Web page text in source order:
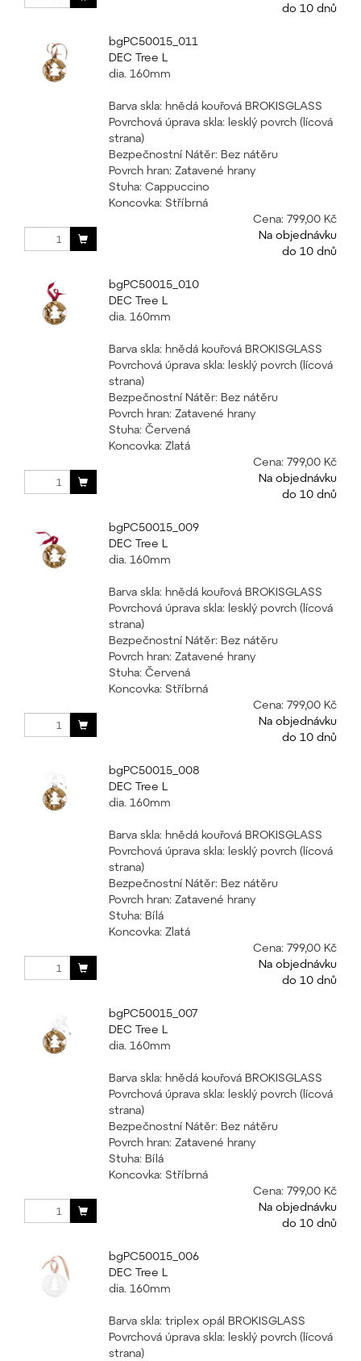
do 10 dnů
bgPC50015_011
DEC Tree L
dia. 160mm
Barva skla: hnědá kouřová BROKISGLASS
Povrchová úprava skla: lesklý povrch (lícová
strana)
Bezpečnostní Nátěr: Bez nátěru
Povrch hran: Zatavené hrany
Stuha: Cappuccino
Koncovka: Stříbrná
Cena: 799,00 Kč
Na objednávku
do 10 dnů
bgPC50015_010
DEC Tree L
dia. 160mm
Barva skla: hnědá kouřová BROKISGLASS
Povrchová úprava skla: lesklý povrch (lícová
strana)
Bezpečnostní Nátěr: Bez nátěru
Povrch hran: Zatavené hrany
Stuha: Červená
Koncovka: Zlatá
Cena: 799,00 Kč
Na objednávku
do 10 dnů
bgPC50015_009
DEC Tree L
dia. 160mm
Barva skla: hnědá kouřová BROKISGLASS
Povrchová úprava skla: lesklý povrch (lícová
strana)
Bezpečnostní Nátěr: Bez nátěru
Povrch hran: Zatavené hrany
Stuha: Červená
Koncovka: Stříbrná
Cena: 799,00 Kč
Na objednávku
do 10 dnů
bgPC50015_008
DEC Tree L
dia. 160mm
Barva skla: hnědá kouřová BROKISGLASS
Povrchová úprava skla: lesklý povrch (lícová
strana)
Bezpečnostní Nátěr: Bez nátěru
Povrch hran: Zatavené hrany
Stuha: Bílá
Koncovka: Zlatá
Cena: 799,00 Kč
Na objednávku
do 10 dnů
bgPC50015_007
DEC Tree L
dia. 160mm
Barva skla: hnědá kouřová BROKISGLASS
Povrchová úprava skla: lesklý povrch (lícová
strana)
Bezpečnostní Nátěr: Bez nátěru
Povrch hran: Zatavené hrany
Stuha: Bílá
Koncovka: Stříbrná
Cena: 799,00 Kč
Na objednávku
do 10 dnů
bgPC50015_006
DEC Tree L
dia. 160mm
Barva skla: triplex opál BROKISGLASS
Povrchová úprava skla: lesklý povrch (lícová
strana)